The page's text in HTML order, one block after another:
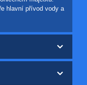
hlavní přívod vody a